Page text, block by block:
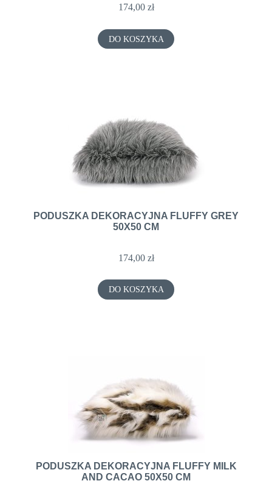
174,00 zł
DO KOSZYKA
PODUSZKA DEKORACYJNA FLUFFY GREY
50X50 CM
174,00 zł
DO KOSZYKA
PODUSZKA DEKORACYJNA FLUFFY MILK
AND CACAO 50X50 CM